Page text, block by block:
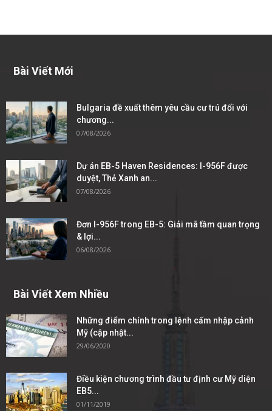
Bài Viết Mới
Bulgaria đề xuất thêm yêu cầu cư trú đối với
chương...
07/08/2026
Dự án EB-5 Haven Residences: I-956F được
duyệt, Thẻ Xanh an...
07/08/2026
Đơn I-956F trong EB-5: Giải mã tầm quan trọng
& lợi...
06/08/2026
Bài Viết Xem Nhiều
Những điểm chính trong lệnh cấm nhập cảnh
Mỹ (cập nhật...
29/06/2020
Điều kiện chương trình đầu tư định cư Mỹ diện
EB5...
01/11/2019